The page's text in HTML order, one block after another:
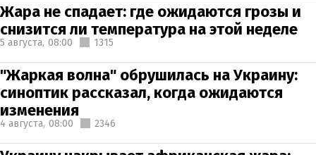
Жара не спадает: где ожидаются грозы и
снизится ли температура на этой неделе
5 августа, 08:00 1315
"Жаркая волна" обрушилась на Украину:
синоптик рассказал, когда ожидаются
изменения
4 августа, 08:00 2346